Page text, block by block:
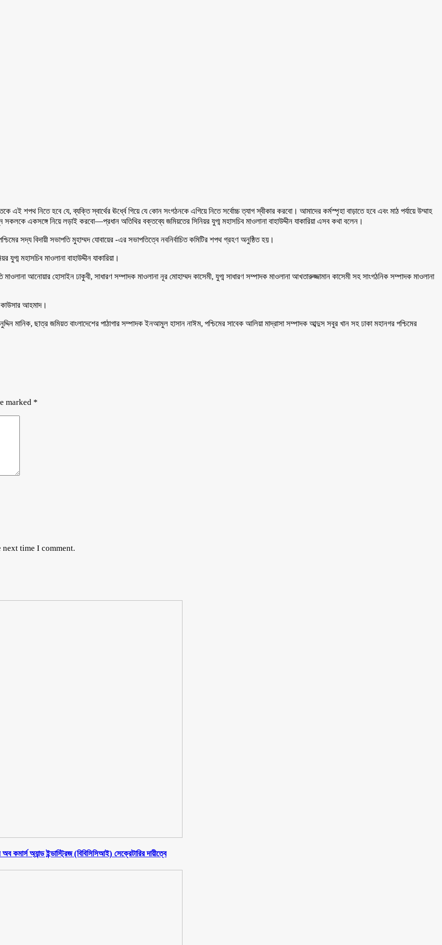
এই শপথ নিতে হবে যে, ব্যক্তি স্বার্থের ঊর্ধ্বে গিয়ে যে কোন সংগঠনকে এগিয়ে নিতে সর্বোচ্চ ত্যাগ স্বীকার করবো। আমাদের কর্মস্পৃহা বাড়াতে হবে এবং মাঠ পর্যায়ে উম্মাহ
একসঙ্গে নিয়ে লড়াই করবো—প্রধান অতিথির বক্তব্যে জমিয়তের সিনিয়র যুগ্ম মহাসচিব মাওলানা বাহাউদ্দীন যাকারিয়া এসব কথা বলেন।
সদ্য বিদায়ী সভাপতি মুহাম্মদ যোবায়ের -এর সভাপতিত্বে নবনির্বাচিত কমিটির শপথ গ্রহণ অনুষ্ঠিত হয়।
মহাসচিব মাওলানা বাহাউদ্দীন যাকারিয়া।
আনোয়ার হোসাইন ঢাকুবী, সাধারণ সম্পাদক মাওলানা নূর মোহাম্মদ কাসেমী, যুগ্ম সাধারণ সম্পাদক মাওলানা আখতারুজ্জামান কাসেমী সহ সাংগঠনিক সম্পাদক মাওলানা
কাউসার আহমাদ।
ছাত্র জমিয়ত বাংলাদেশের পাঠাগার সম্পাদক ইনআমুল হাসান নাঈম, পশ্চিমের সাবেক আলিয়া মাদ্রাসা সম্পাদক আব্দুস সবুর খান সহ ঢাকা মহানগর পশ্চিমের
marked *
next time I comment.
কমার্স অ্যান্ড ইন্ডাস্ট্রিজ (বিবিসিসিআই) সেক্রেটারির দায়ীত্বে